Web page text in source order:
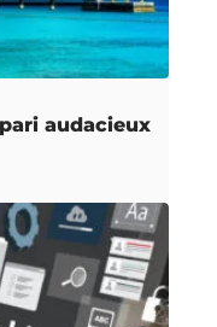
audacieux